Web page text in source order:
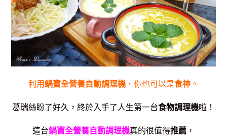
利用鍋寶全營養自動調理機 ，你也可以是食神 。
葛瑞絲盼了好久，終於入手了人生第一台食物調理機啦！
這台鍋寶全營養自動調理機真的很值得推薦 ，